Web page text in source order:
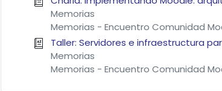
Memorias
Memorias - Encuentro Comunidad
Taller: Servidores e infraestructura
Memorias
Memorias - Encuentro Comunidad